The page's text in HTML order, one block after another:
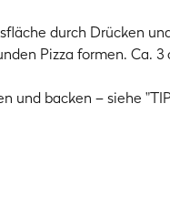
durch Drücken
Pizza formen. Ca. 3
und backen – siehe